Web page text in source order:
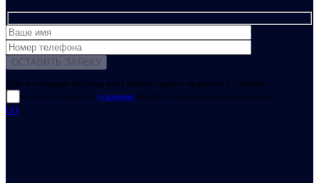
Для отправки формы вам необходимо принять условия:
прочитал и согласен с условиями обработки своих персональных данных
GO